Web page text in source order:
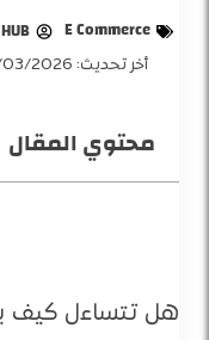
E Commerce
أخر تحديث: 31/03/2026
محتوي المقال
هل تتساءل كيف